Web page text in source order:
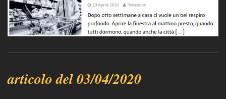
articolo del 03/04/2020